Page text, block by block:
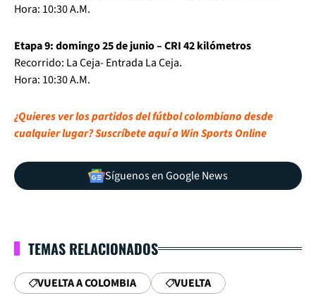
Hora: 10:30 A.M.
Etapa 9: domingo 25 de junio – CRI 42 kilómetros
Recorrido: La Ceja- Entrada La Ceja.
Hora: 10:30 A.M.
¿Quieres ver los partidos del fútbol colombiano desde
cualquier lugar? Suscríbete aquí a Win Sports Online
Síguenos en Google News
TEMAS RELACIONADOS
VUELTA A COLOMBIA VUELTA